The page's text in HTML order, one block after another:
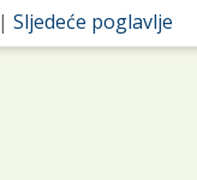
|Sljedeće poglavlje